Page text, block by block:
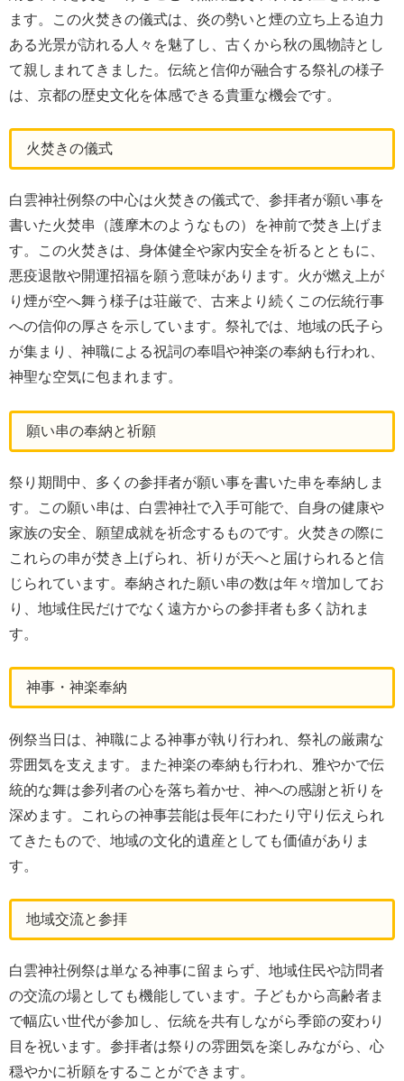
ます。この火焚きの儀式は、炎の勢いと煙の立ち上る迫力
ある光景が訪れる人々を魅了し、古くから秋の風物詩とし
て親しまれてきました。伝統と信仰が融合する祭礼の様子
は、京都の歴史文化を体感できる貴重な機会です。
火焚きの儀式
白雲神社例祭の中心は火焚きの儀式で、参拝者が願い事を
書いた火焚串（護摩木のようなもの）を神前で焚き上げま
す。この火焚きは、身体健全や家内安全を祈るとともに、
悪疫退散や開運招福を願う意味があります。火が燃え上が
り煙が空へ舞う様子は荘厳で、古来より続くこの伝統行事
への信仰の厚さを示しています。祭礼では、地域の氏子ら
が集まり、神職による祝詞の奉唱や神楽の奉納も行われ、
神聖な空気に包まれます。
願い串の奉納と祈願
祭り期間中、多くの参拝者が願い事を書いた串を奉納しま
す。この願い串は、白雲神社で入手可能で、自身の健康や
家族の安全、願望成就を祈念するものです。火焚きの際に
これらの串が焚き上げられ、祈りが天へと届けられると信
じられています。奉納された願い串の数は年々増加してお
り、地域住民だけでなく遠方からの参拝者も多く訪れま
す。
神事・神楽奉納
例祭当日は、神職による神事が執り行われ、祭礼の厳粛な
雰囲気を支えます。また神楽の奉納も行われ、雅やかで伝
統的な舞は参列者の心を落ち着かせ、神への感謝と祈りを
深めます。これらの神事芸能は長年にわたり守り伝えられ
てきたもので、地域の文化的遺産としても価値がありま
す。
地域交流と参拝
白雲神社例祭は単なる神事に留まらず、地域住民や訪問者
の交流の場としても機能しています。子どもから高齢者ま
で幅広い世代が参加し、伝統を共有しながら季節の変わり
目を祝います。参拝者は祭りの雰囲気を楽しみながら、心
穏やかに祈願をすることができます。